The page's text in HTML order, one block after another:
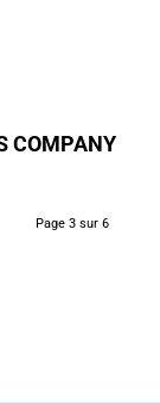
COMPANY
Page 3 sur 6